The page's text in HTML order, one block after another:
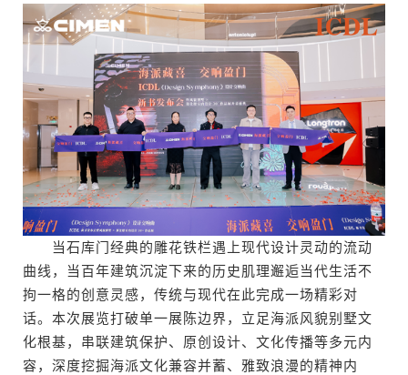
当石库门经典的雕花铁栏遇上现代设计灵动的流动
曲线，当百年建筑沉淀下来的历史肌理邂逅当代生活不
拘一格的创意灵感，传统与现代在此完成一场精彩对
话。本次展览打破单一展陈边界，立足海派风貌别墅文
化根基，串联建筑保护、原创设计、文化传播等多元内
容，深度挖掘海派文化兼容并蓄、雅致浪漫的精神内